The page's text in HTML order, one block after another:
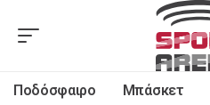
Ποδόσφαιρο Μπάσκετ